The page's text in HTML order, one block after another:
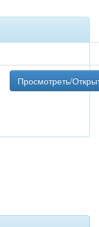
Просмотреть/